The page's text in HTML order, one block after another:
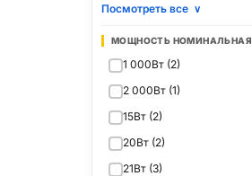
Посмотреть все ∨
МОЩНОСТЬ НОМИНАЛЬНАЯ
1 000Вт (2)
2 000Вт (1)
15Вт (2)
20Вт (2)
21Вт (3)